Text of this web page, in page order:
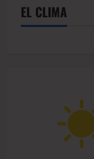
EL CLIMA